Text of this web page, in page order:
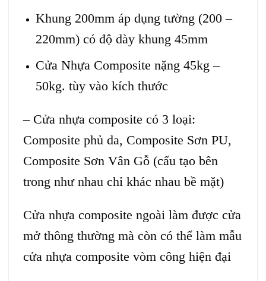
Khung 200mm áp dụng tường (200 –
220mm) có độ dày khung 45mm
Cửa Nhựa Composite nặng 45kg –
50kg. tùy vào kích thước
– Cửa nhựa composite có 3 loại:
Composite phủ da, Composite Sơn PU,
Composite Sơn Vân Gỗ (cấu tạo bên
trong như nhau chỉ khác nhau bề mặt)
Cửa nhựa composite ngoài làm được cửa
mở thông thường mà còn có thể làm mẫu
cửa nhựa composite vòm công hiện đại